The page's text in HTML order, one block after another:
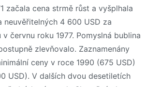
začala cena strmě růst a vyšplhala
neuvěřitelných 4 600 USD za
červnu roku 1977. Pomyslná bublina
zlevňovalo. Zaznamenány
ceny v roce 1990 (675 USD)
USD). V dalších dvou desetiletích